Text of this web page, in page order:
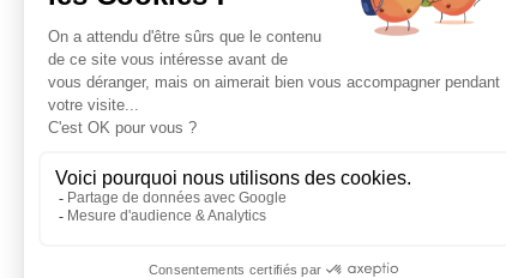
Sexy Réveil à Bucarest :